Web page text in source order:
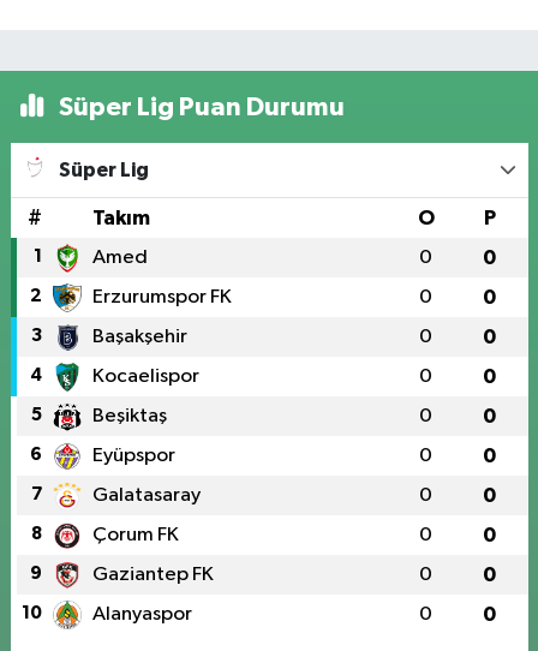
Süper Lig Puan Durumu
Süper Lig
# Takım O P
1 Amed 0 0
2 Erzurumspor FK 0 0
3 Başakşehir 0 0
4 Kocaelispor 0 0
5 Beşiktaş 0 0
6 Eyüpspor 0 0
7 Galatasaray 0 0
8 Çorum FK 0 0
9 Gaziantep FK 0 0
10 Alanyaspor 0 0